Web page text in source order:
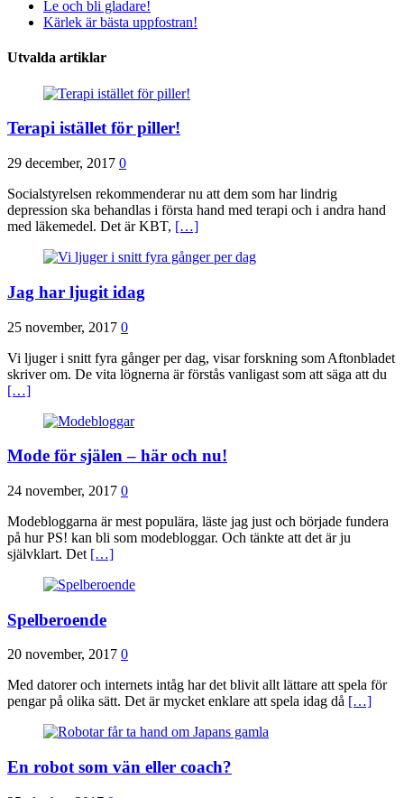
Le och bli gladare!
Kärlek är bästa uppfostran!
Utvalda artiklar
Terapi istället för piller!
29 december, 2017 0
Socialstyrelsen rekommenderar nu att dem som har lindrig
depression ska behandlas i första hand med terapi och i andra hand
med läkemedel. Det är KBT, […]
Jag har ljugit idag
25 november, 2017 0
Vi ljuger i snitt fyra gånger per dag, visar forskning som Aftonbladet
skriver om. De vita lögnerna är förstås vanligast som att säga att du
[…]
Mode för själen – här och nu!
24 november, 2017 0
Modebloggarna är mest populära, läste jag just och började fundera
på hur PS! kan bli som modebloggar. Och tänkte att det är ju
självklart. Det […]
Spelberoende
20 november, 2017 0
Med datorer och internets intåg har det blivit allt lättare att spela för
pengar på olika sätt. Det är mycket enklare att spela idag då […]
En robot som vän eller coach?